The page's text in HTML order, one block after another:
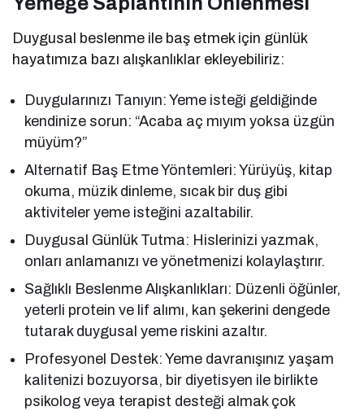
Duygusal beslenme ile baş etmek için günlük
hayatımıza bazı alışkanlıklar ekleyebiliriz:
Duygularınızı Tanıyın: Yeme isteği geldiğinde
kendinize sorun: “Acaba aç mıyım yoksa üzgün
müyüm?”
Alternatif Baş Etme Yöntemleri: Yürüyüş, kitap
okuma, müzik dinleme, sıcak bir duş gibi
aktiviteler yeme isteğini azaltabilir.
Duygusal Günlük Tutma: Hislerinizi yazmak,
onları anlamanızı ve yönetmenizi kolaylaştırır.
Sağlıklı Beslenme Alışkanlıkları: Düzenli öğünler,
yeterli protein ve lif alımı, kan şekerini dengede
tutarak duygusal yeme riskini azaltır.
Profesyonel Destek: Yeme davranışınız yaşam
kalitenizi bozuyorsa, bir diyetisyen ile birlikte
psikolog veya terapist desteği almak çok